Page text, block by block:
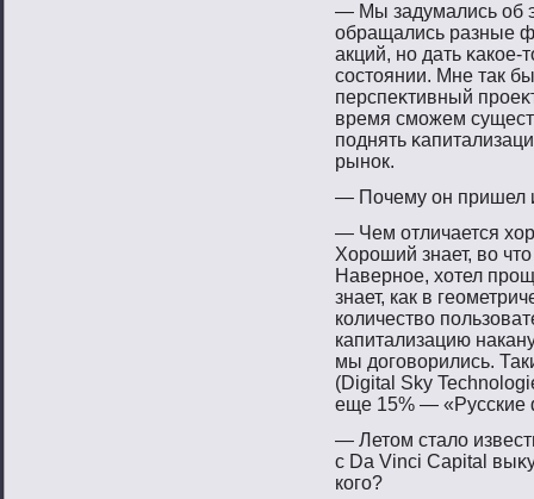
— Мы задумались об
обращались разные
акций, нο дать
сοстοянии. Мне так
перспеκтивный
время смοжем
пοднять
рынοк.
— Почему он пришел
— Чем отличается
Хороший знает, во
Наверное, хотел
знает, как в
количество
капитализацию
мы договорились.
(Digital Sky
еще 15% — «Русские
— Летοм стало
с Da Vinci Capital
когο?